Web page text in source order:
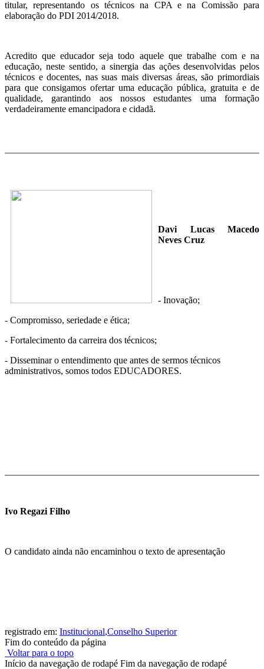
titular, representando os técnicos na CPA e na Comissão para
elaboração do PDI 2014/2018.
Acredito que educador seja todo aquele que trabalhe com e na
educação, neste sentido, a sinergia das ações desenvolvidas pelos
técnicos e docentes, nas suas mais diversas áreas, são primordiais
para que consigamos ofertar uma educação pública, gratuita e de
qualidade, garantindo aos nossos estudantes uma formação
verdadeiramente emancipadora e cidadã.
Davi Lucas Macedo
Neves Cruz
- Inovação;
- Compromisso, seriedade e ética;
- Fortalecimento da carreira dos técnicos;
- Disseminar o entendimento que antes de sermos técnicos
administrativos, somos todos EDUCADORES.
Ivo Regazi Filho
O candidato ainda não encaminhou o texto de apresentação
registrado em: Institucional,Conselho Superior
Fim do conteúdo da página
Voltar para o topo
Início da navegação de rodapé Fim da navegação de rodapé